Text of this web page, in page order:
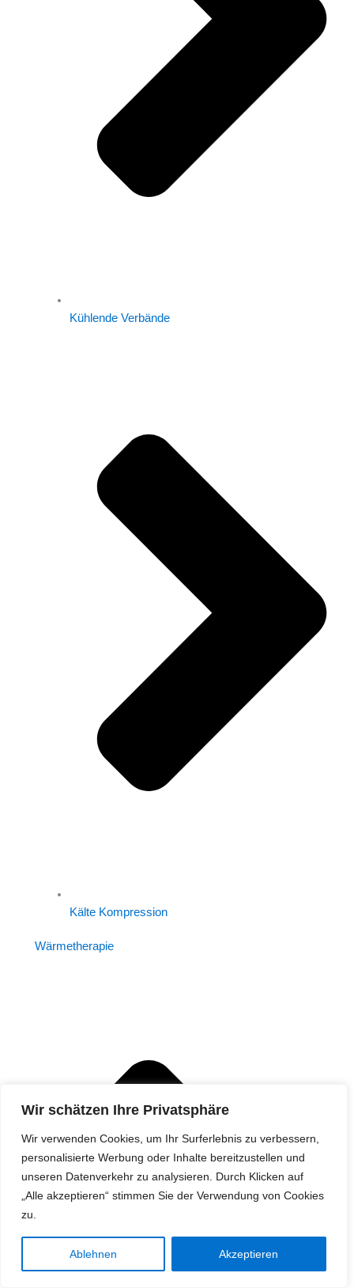
Wir schätzen Ihre Privatsphäre
Wir verwenden Cookies, um Ihr Surferlebnis zu verbessern,
personalisierte Werbung oder Inhalte bereitzustellen und
unseren Datenverkehr zu analysieren. Durch Klicken auf
„Alle akzeptieren“ stimmen Sie der Verwendung von Cookies
zu.
Ablehnen Akzeptieren
Kühlende Verbände
Kälte Kompression
Wärmetherapie